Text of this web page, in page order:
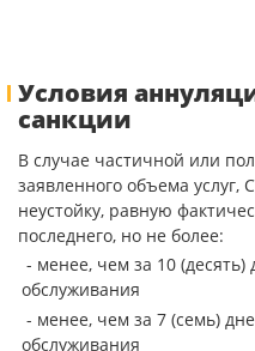
Условия
санкции
В случае частичной или
заявленного объема
неустойку, равную
последнего, но не более:
- менее, чем за 10 (десять)
обслуживания
- менее, чем за 7 (семь)
обслуживания